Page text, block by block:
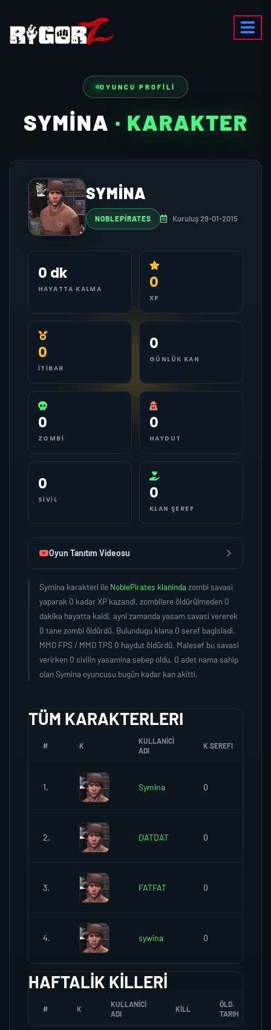
OYUNCU PROFILI
SYMINA · KARAKTER
SYMINA
NOBLEPIRATES Kuruluş 29-01-2015
0 dk
HAYATTA KALMA 0
XP
0
İTIBAR
0
GÜNLÜK KAN
0
ZOMBI
0
HAYDUT
0
SIVIL 0
KLAN ŞEREF
Oyun Tanıtım Videosu
Symina karakteri ile NoblePirates klaninda zombi savasi
yaparak 0 kadar XP kazandi, zombilere öldürülmeden 0
dakika hayatta kaldi, ayni zamanda yasam savasi vererek
0 tane zombi öldürdü. Bulundugu klana 0 seref bagisladi,
MMO FPS / MMO TPS 0 haydut öldürdü. Malesef bu savasi
verirken 0 sivilin yasamina sebep oldu. 0 adet nama sahip
olan Symina oyuncusu bugün kadar kan akitti.
TÜM KARAKTERLERI
# K
KULLANICI
ADI
K.SEREFI
1. Symina 0
2. DATDAT 0
3. FATFAT 0
4. sywina 0
HAFTALIK KILLERI
# K
KULLANICI
ADI
KILL
ÖLD.
TARIH